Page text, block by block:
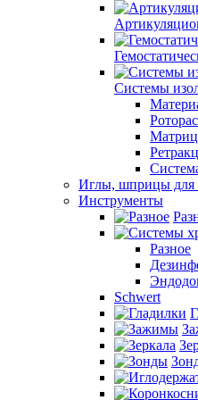
Системы
Иглы, шприцы для
Инструменты
Разное
Schwert